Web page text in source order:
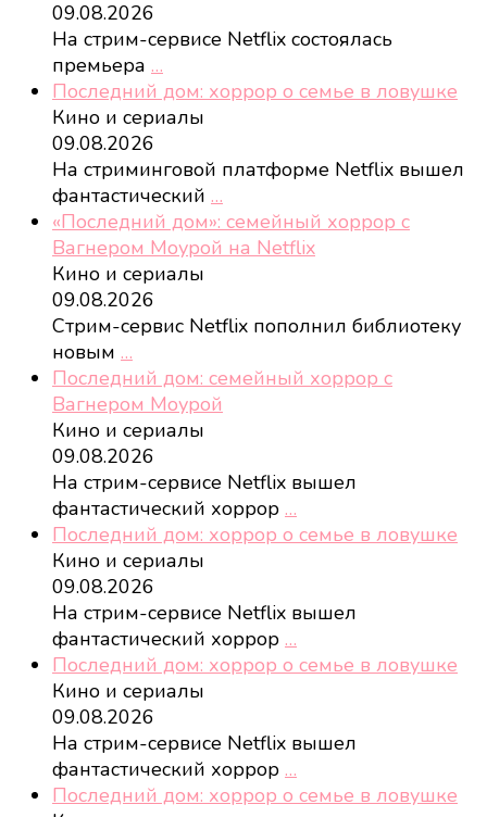
09.08.2026
На стрим-сервисе Netflix состоялась
премьера …
Последний дом: хоррор о семье в ловушке
Кино и сериалы
09.08.2026
На стриминговой платформе Netflix вышел
фантастический …
«Последний дом»: семейный хоррор с
Вагнером Моурой на Netflix
Кино и сериалы
09.08.2026
Стрим-сервис Netflix пополнил библиотеку
новым …
Последний дом: семейный хоррор с
Вагнером Моурой
Кино и сериалы
09.08.2026
На стрим-сервисе Netflix вышел
фантастический хоррор …
Последний дом: хоррор о семье в ловушке
Кино и сериалы
09.08.2026
На стрим-сервисе Netflix вышел
фантастический хоррор …
Последний дом: хоррор о семье в ловушке
Кино и сериалы
09.08.2026
На стрим-сервисе Netflix вышел
фантастический хоррор …
Последний дом: хоррор о семье в ловушке